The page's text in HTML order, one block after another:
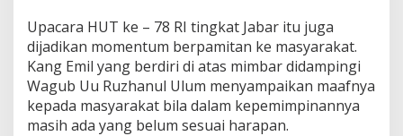
Upacara HUT ke – 78 RI tingkat Jabar itu juga
dijadikan momentum berpamitan ke masyarakat.
Kang Emil yang berdiri di atas mimbar didampingi
Wagub Uu Ruzhanul Ulum menyampaikan maafnya
kepada masyarakat bila dalam kepemimpinannya
masih ada yang belum sesuai harapan.